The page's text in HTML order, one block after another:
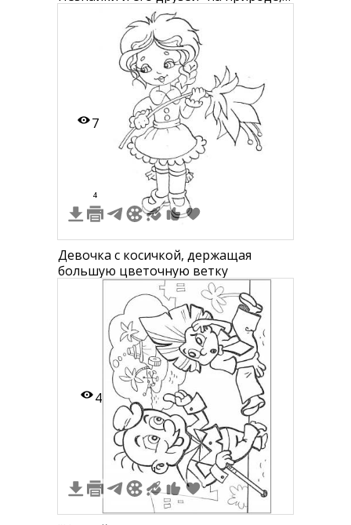
дом и дерево на заднем плане
7
4
Девочка с косичкой, держащая
большую цветочную ветку
4
1